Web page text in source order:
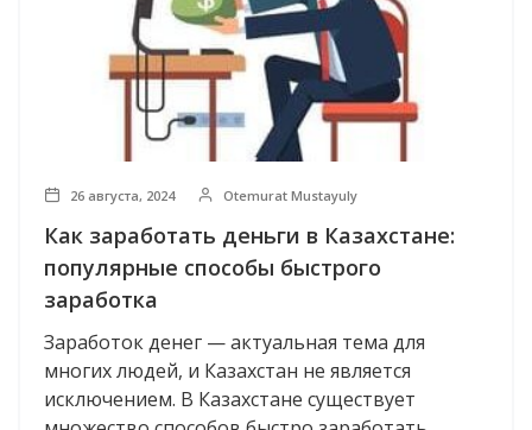
26 августа, 2024 Otemurat Mustayuly
Как заработать деньги в Казахстане:
популярные способы быстрого
заработка
Заработок денег — актуальная тема для
многих людей, и Казахстан не является
исключением. В Казахстане существует